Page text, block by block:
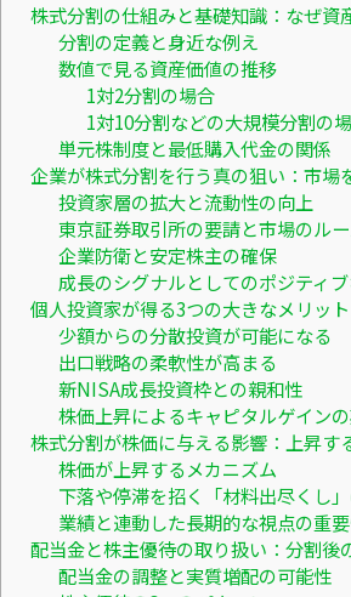
株式分割の仕組みと基礎知識：なぜ資
分割の定義と身近な例え
数値で見る資産価値の推移
1対2分割の場合
1対10分割などの大規模分割の
単元株制度と最低購入代金の関係
企業が株式分割を行う真の狙い：市場
投資家層の拡大と流動性の向上
東京証券取引所の要請と市場のル
企業防衛と安定株主の確保
成長のシグナルとしてのポジティ
個人投資家が得る3つの大きなメリッ
少額からの分散投資が可能になる
出口戦略の柔軟性が高まる
新NISA成長投資枠との親和性
株価上昇によるキャピタルゲイン
株式分割が株価に与える影響：上昇す
株価が上昇するメカニズム
下落や停滞を招く「材料出尽くし
業績と連動した長期的な視点の重
配当金と株主優待の取り扱い：分割後
配当金の調整と実質増配の可能性